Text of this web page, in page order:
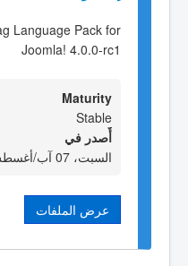
Language Pack for
Joomla! 4.0.0-rc1
Maturity
Stable
أٌصدر في
السبت، 07 آب/أغسطس 2021 18:58
عرض الملفات